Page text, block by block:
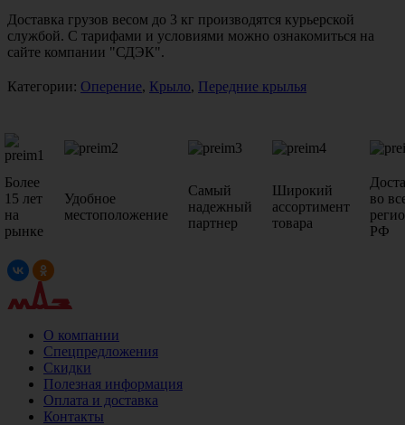
Доставка грузов весом до 3 кг производятся курьерской
службой. С тарифами и условиями можно ознакомиться на
сайте компании "СДЭК".
Категории: Оперение, Крыло, Передние крылья
Более
15 лет
на
рынке
Удобное
местоположение
Самый
надежный
партнер
Широкий
ассортимент
товара
во
РФ
О компании
Спецпредложения
Скидки
Полезная информация
Оплата и доставка
Контакты